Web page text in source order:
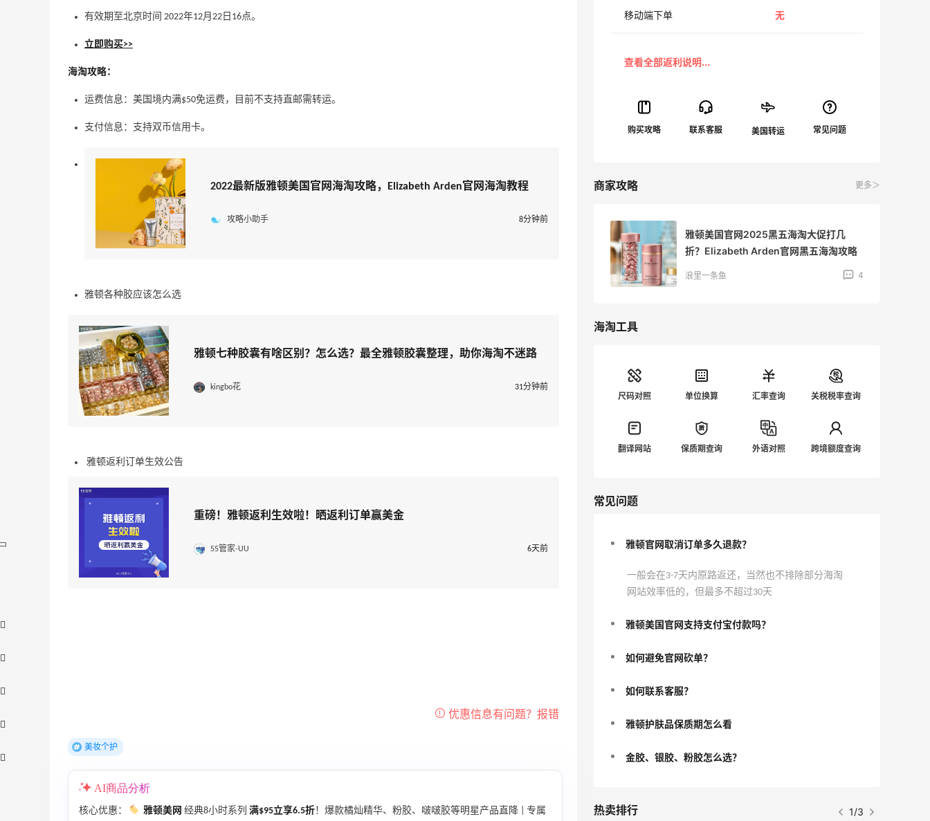
有效期至北京时间 2022年12月22日16点。
立即购买>>
海淘攻略：
运费信息：美国境内满$50免运费，目前不支持直邮需转运。
支付信息：支持双币信用卡。
2022最新版雅顿美国官网海淘攻略，Elizabeth Arden官网海淘教程
攻略小助手 8分钟前
雅顿各种胶应该怎么选
雅顿七种胶囊有啥区别？怎么选？最全雅顿胶囊整理，助你海淘不迷路
kingbo花 31分钟前
雅顿返利订单生效公告
重磅！雅顿返利生效啦！晒返利订单赢美金
55管家-UU 6天前
美妆个护
AI商品分析
核心优惠： 雅顿美网 经典8小时系列 满$95立享6.5折！爆款橘灿精华、粉胶、啵啵胶等明星产品直降 | 专属
移动端下单 无
美国转运
商家攻略 更多＞
雅顿美国官网2025黑五海淘大促打几
折？Elizabeth Arden官网黑五海淘攻略
浪里一条鱼 4
海淘工具
尺码对照 单位换算 汇率查询 关税税率查询
翻译网站 保质期查询 外语对照 跨境额度查询
常见问题
雅顿官网取消订单多久退款？
一般会在3-7天内原路返还，当然也不排除部分海淘
网站效率低的，但最多不超过30天
雅顿美国官网支持支付宝付款吗？
如何避免官网砍单？
如何联系客服？
雅顿护肤品保质期怎么看
金胶、银胶、粉胶怎么选？
热卖排行 1/3